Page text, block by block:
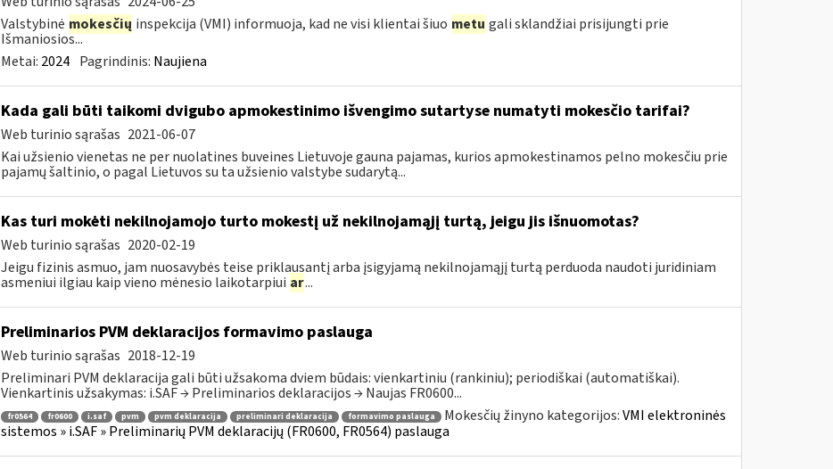
Valstybinė mokesčių inspekcija (VMI) informuoja, kad ne visi klientai šiuo metu gali sklandžiai prisijungti prie
Išmaniosios...
Metai: 2024 Pagrindinis: Naujiena
Kada gali būti taikomi dvigubo apmokestinimo išvengimo sutartyse numatyti mokesčio tarifai?
Web turinio sąrašas 2021-06-07
Kai užsienio vienetas ne per nuolatines buveines Lietuvoje gauna pajamas, kurios apmokestinamos pelno mokesčiu prie
pajamų šaltinio, o pagal Lietuvos su ta užsienio valstybe sudarytą...
Kas turi mokėti nekilnojamojo turto mokestį už nekilnojamąjį turtą, jeigu jis išnuomotas?
Web turinio sąrašas 2020-02-19
Jeigu fizinis asmuo, jam nuosavybės teise priklausantį arba įsigyjamą nekilnojamąjį turtą perduoda naudoti juridiniam
asmeniui ilgiau kaip vieno mėnesio laikotarpiui ar...
Preliminarios PVM deklaracijos formavimo paslauga
Web turinio sąrašas 2018-12-19
Preliminari PVM deklaracija gali būti užsakoma dviem būdais: vienkartiniu (rankiniu); periodiškai (automatiškai).
Vienkartinis užsakymas: i.SAF → Preliminarios deklaracijos → Naujas FR0600...
fr0564 fr0600 i.saf pvm pvm deklaracija preliminari deklaracija formavimo paslauga Mokesčių žinyno kategorijos:VMI elektroninės
sistemos » i.SAF » Preliminarių PVM deklaracijų (FR0600, FR0564) paslauga